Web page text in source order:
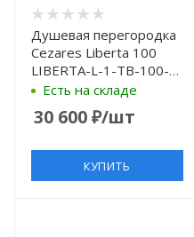
Душевая перегородка
Cezares Liberta 100
LIBERTA-L-1-TB-100-
BR-NERO профиль
Черный матовый
стекло бронзовое
Есть на складе
30 600₽/шт
КУПИТЬ